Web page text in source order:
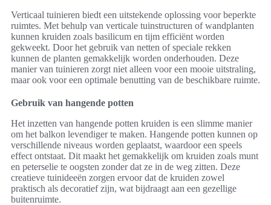
Verticaal tuinieren biedt een uitstekende oplossing voor beperkte
ruimtes. Met behulp van verticale tuinstructuren of wandplanten
kunnen kruiden zoals basilicum en tijm efficiënt worden
gekweekt. Door het gebruik van netten of speciale rekken
kunnen de planten gemakkelijk worden onderhouden. Deze
manier van tuinieren zorgt niet alleen voor een mooie uitstraling,
maar ook voor een optimale benutting van de beschikbare ruimte.
Gebruik van hangende potten
Het inzetten van hangende potten kruiden is een slimme manier
om het balkon levendiger te maken. Hangende potten kunnen op
verschillende niveaus worden geplaatst, waardoor een speels
effect ontstaat. Dit maakt het gemakkelijk om kruiden zoals munt
en peterselie te oogsten zonder dat ze in de weg zitten. Deze
creatieve tuinideeën zorgen ervoor dat de kruiden zowel
praktisch als decoratief zijn, wat bijdraagt aan een gezellige
buitenruimte.